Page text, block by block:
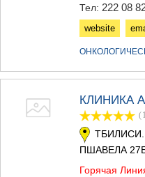
КАХЕТИЯ
ГУРДЖААНИ
ДЕДОПЛИСЦКАРО
Тел: 222 08
website
КЛИНИКА
(1
ТБИЛИСИ.
ПШАВЕЛА
Горячая